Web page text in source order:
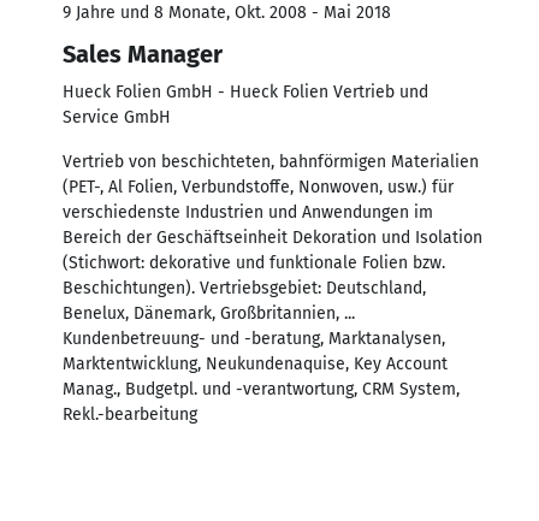
9 Jahre und 8 Monate, Okt. 2008 - Mai 2018
Sales Manager
Hueck Folien GmbH - Hueck Folien Vertrieb und
Service GmbH
Vertrieb von beschichteten, bahnförmigen Materialien
(PET-, Al Folien, Verbundstoffe, Nonwoven, usw.) für
verschiedenste Industrien und Anwendungen im
Bereich der Geschäftseinheit Dekoration und Isolation
(Stichwort: dekorative und funktionale Folien bzw.
Beschichtungen). Vertriebsgebiet: Deutschland,
Benelux, Dänemark, Großbritannien, ...
Kundenbetreuung- und -beratung, Marktanalysen,
Marktentwicklung, Neukundenaquise, Key Account
Manag., Budgetpl. und -verantwortung, CRM System,
Rekl.-bearbeitung